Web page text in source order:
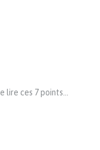
lire ces 7 points…